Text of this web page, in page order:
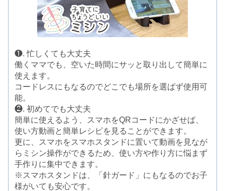
❶. 忙しくても大丈夫
働くママでも、空いた時間にサッと取り出して簡単に
使えます。
コードレスにもなるのでどこでも場所を選ばず使用可
能。
❷. 初めてでも大丈夫
簡単に使えるよう、スマホをQRコードにかざせば、
使い方動画と簡単レシピを見ることができます。
更に、スマホをスマホスタンドに置いて動画を見なが
らミシン操作ができるため、使い方や作り方に悩まず
手作りに集中できます。
※スマホスタンドは、「針ガード」にもなるのでお子
様がいても安心です。